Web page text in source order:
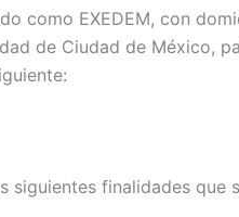
como EXEDEM, con
de Ciudad de México,
finalidades que